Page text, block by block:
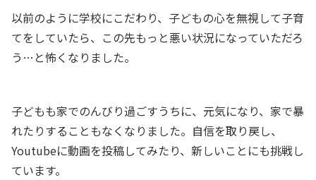
以前のように学校にこだわり、子どもの心を無視して子育
てをしていたら、この先もっと悪い状況になっていただろ
う…と怖くなりました。
子どもも家でのんびり過ごすうちに、元気になり、家で暴
れたりすることもなくなりました。自信を取り戻し、
Youtubeに動画を投稿してみたり、新しいことにも挑戦し
ています。